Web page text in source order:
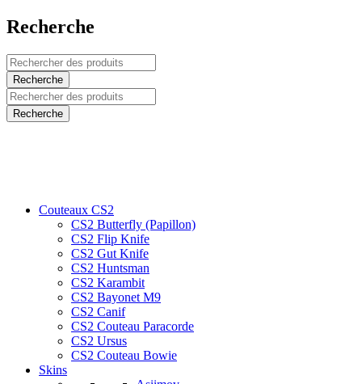
Recherche
Couteaux CS2
CS2 Butterfly (Papillon)
CS2 Flip Knife
CS2 Gut Knife
CS2 Huntsman
CS2 Karambit
CS2 Bayonet M9
CS2 Canif
CS2 Couteau Paracorde
CS2 Ursus
CS2 Couteau Bowie
Skins